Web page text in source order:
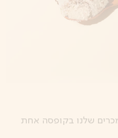
שלנו בקופסה אחת